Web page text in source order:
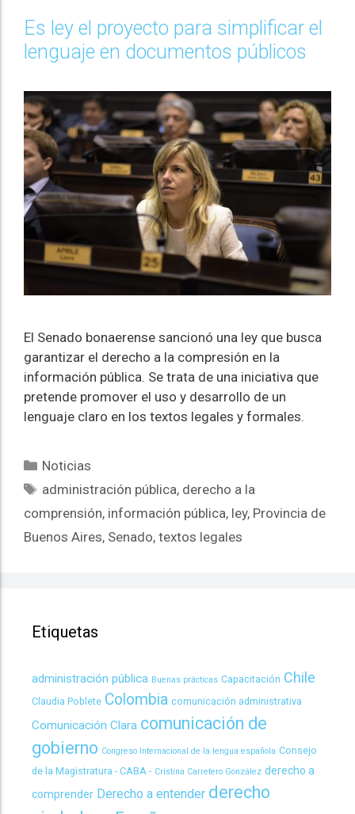
Es ley el proyecto para simplificar el
lenguaje en documentos públicos
El Senado bonaerense sancionó una ley que busca
garantizar el derecho a la compresión en la
información pública. Se trata de una iniciativa que
pretende promover el uso y desarrollo de un
lenguaje claro en los textos legales y formales.
Noticias
administración pública, derecho a la
comprensión, información pública, ley, Provincia de
Buenos Aires, Senado, textos legales
Etiquetas
administración pública Buenas prácticas Capacitación Chile
Claudia Poblete Colombia comunicación administrativa
Comunicación Clara comunicación de
gobierno Congreso Internacional de la lengua española Consejo
de la Magistratura - CABA - Cristina Carretero González derecho a
comprender Derecho a entender derecho